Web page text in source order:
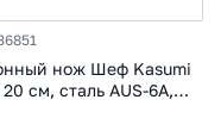
нож Шеф Kasumi
см, сталь AUS-6A,